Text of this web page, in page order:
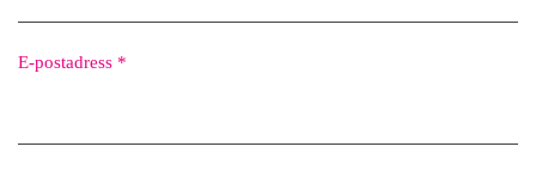
E-postadress *